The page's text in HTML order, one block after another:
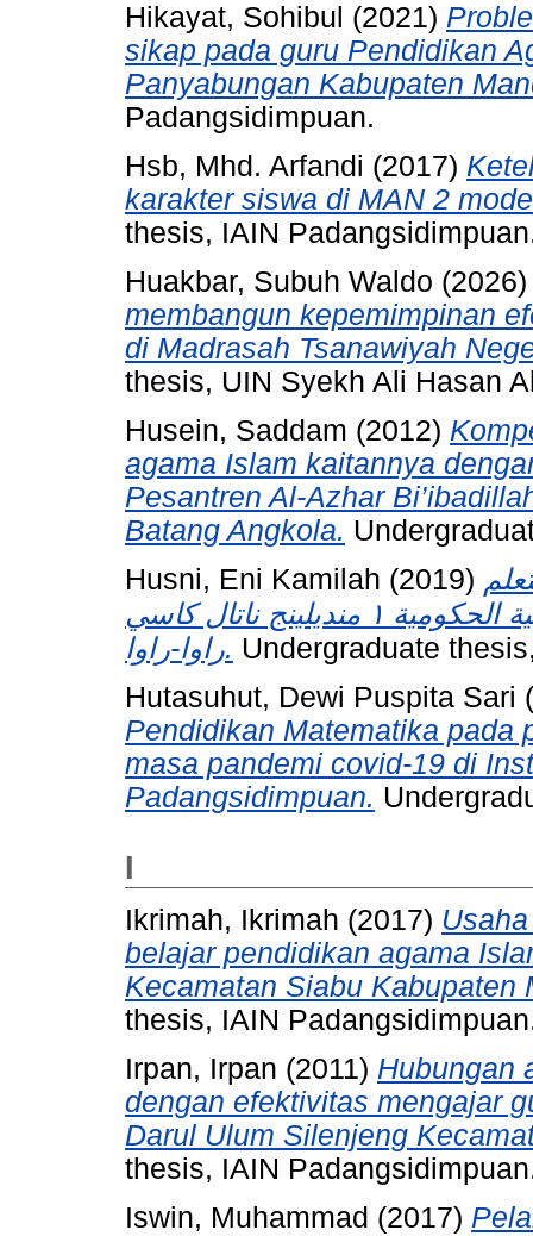
Hikayat, Sohibul (2021)
sikap pada guru Pendidikan
Panyabungan Kabupaten
Padangsidimpuan.
Hsb, Mhd. Arfandi (2017)
karakter siswa di MAN 2
thesis, IAIN
Huakbar, Subuh Waldo
membangun kepemimpinan
di Madrasah Tsanawiyah
thesis, UIN Syekh Ali Hasan
Husein, Saddam (2012)
agama Islam kaitannya
Pesantren Al-Azhar
Batang Angkola.
Husni, Eni Kamilah (2019)
اللغة العربية فى مدرسة الثانوية الاسلامية الحكومية ١ منديلينج ناتال كاسي
راوا-راوا. Undergraduate
Hutasuhut, Dewi Puspita Sari
Pendidikan Matematika pada
masa pandemi covid-19 di
Padangsidimpuan.
I
Ikrimah, Ikrimah (2017)
belajar pendidikan agama
Kecamatan Siabu Kabupaten
thesis, IAIN
Irpan, Irpan (2011) Hubungan
dengan efektivitas mengajar
Darul Ulum Silenjeng
thesis, IAIN
Iswin, Muhammad (2017)